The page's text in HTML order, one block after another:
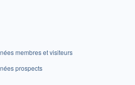
membres et visiteurs
prospects